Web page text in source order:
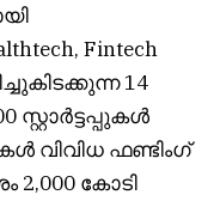
Fintech
14
വിവിധ ഫണ്ടിംഗ്
കോടി